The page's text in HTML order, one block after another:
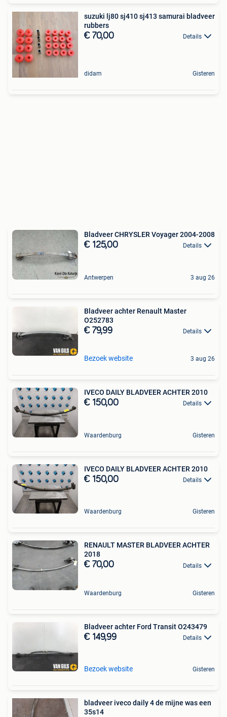
suzuki lj80 sj410 sj413 samurai bladveer
rubbers
€ 70,00 Details
didam Gisteren
Bladveer CHRYSLER Voyager 2004-2008
€ 125,00 Details
Antwerpen 3 aug 26
Bladveer achter Renault Master
O252783
€ 79,99 Details
Bezoek website 3 aug 26
IVECO DAILY BLADVEER ACHTER 2010
€ 150,00 Details
Waardenburg Gisteren
IVECO DAILY BLADVEER ACHTER 2010
€ 150,00 Details
Waardenburg Gisteren
RENAULT MASTER BLADVEER ACHTER
2018
€ 70,00 Details
Waardenburg Gisteren
Bladveer achter Ford Transit O243479
€ 149,99 Details
Bezoek website Gisteren
bladveer iveco daily 4 de mijne was een
35s14